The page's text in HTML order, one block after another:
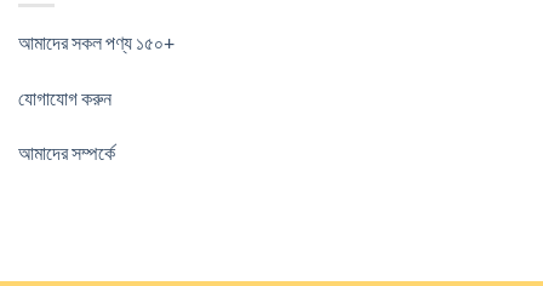
আমাদের সকল পণ্য ১৫০+
যোগাযোগ করুন
আমাদের সম্পর্কে